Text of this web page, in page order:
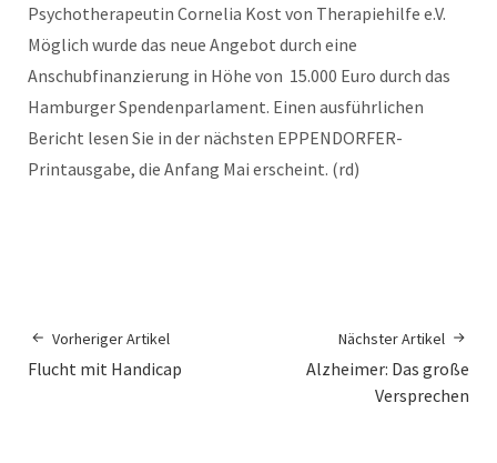
Psychotherapeutin Cornelia Kost von Therapiehilfe e.V.
Möglich wurde das neue Angebot durch eine
Anschubfinanzierung in Höhe von 15.000 Euro durch das
Hamburger Spendenparlament. Einen ausführlichen
Bericht lesen Sie in der nächsten EPPENDORFER-
Printausgabe, die Anfang Mai erscheint. (rd)
Vorheriger Artikel
Flucht mit Handicap
Nächster Artikel
Alzheimer: Das große
Versprechen